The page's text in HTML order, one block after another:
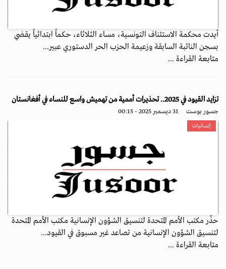
أيدت محكمة الاستئناف التونسية، مساء الثلاثاء، حكماً ابتدائياً يقضي
بسجن النائبة السابقة وزعيمة الحزب الحر الدستوري عبير...
متابعة القراءة ...
تزايد القيود في 2025.. تحذيرات أممية من تهميش واسع للنساء في أفغانستان
جسور بوست 31 ديسمبر 2025 - 00:15
إنسانيات
حذّر مكتب الأمم المتحدة لتنسيق الشؤون الإنسانية مكتب الأمم المتحدة
لتنسيق الشؤون الإنسانية من تصاعد غير مسبوق في القيود...
متابعة القراءة ...